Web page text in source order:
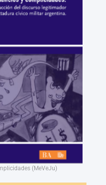
(MeVeJu)